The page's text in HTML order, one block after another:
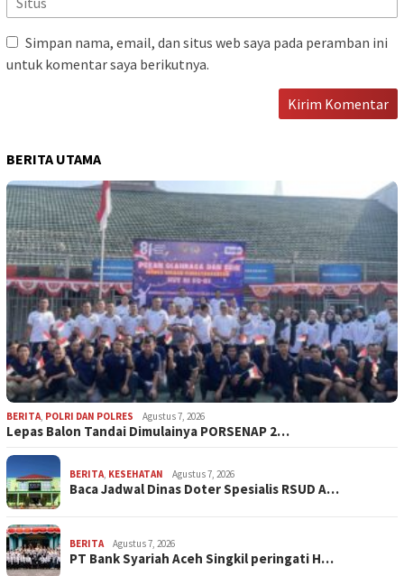
Simpan nama, email, dan situs web saya pada peramban ini
untuk komentar saya berikutnya.
BERITA UTAMA
BERITA, POLRI DAN POLRES Agustus 7, 2026
Lepas Balon Tandai Dimulainya PORSENAP 2…
BERITA, KESEHATAN Agustus 7, 2026
Baca Jadwal Dinas Doter Spesialis RSUD A…
BERITA Agustus 7, 2026
PT Bank Syariah Aceh Singkil peringati H…